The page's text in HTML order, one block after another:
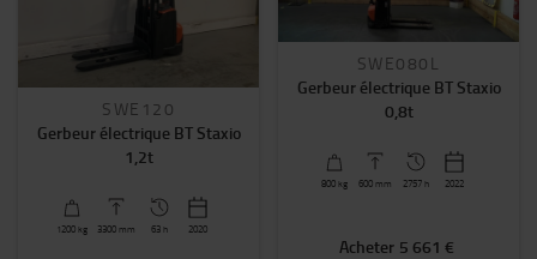
SWE120
Gerbeur électrique BT Staxio
1,2t
1200 kg 3300 mm 63 h 2020
SWE080L
Gerbeur électrique BT Staxio
0,8t
800 kg 600 mm 2757 h 2022
Acheter 5 661 €